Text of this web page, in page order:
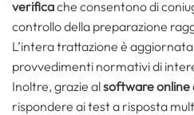
verificache consentono di
controllo della preparazione
L’intera trattazione è
provvedimenti normativi di
Inoltre, grazie alsoftware online
rispondere ai test a risposta